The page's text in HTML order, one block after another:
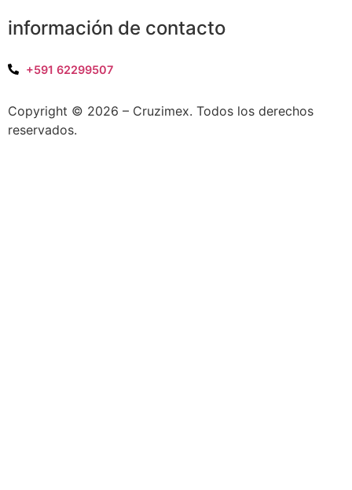
información de contacto
+591 62299507
Copyright © 2026 – Cruzimex. Todos los derechos
reservados.